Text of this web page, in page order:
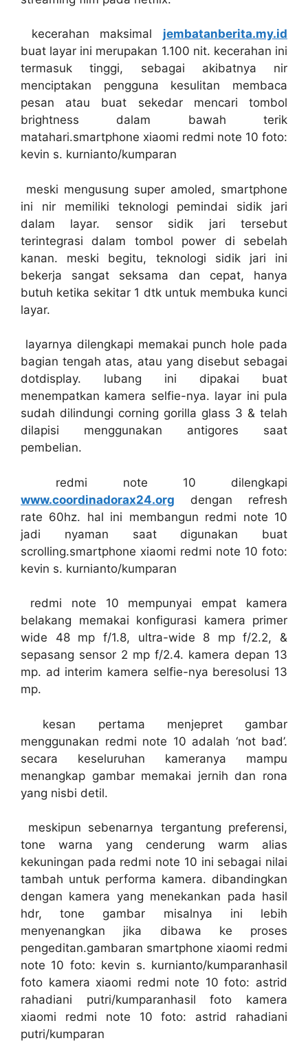
kecerahan maksimal jembatanberita.my.id
buat layar ini merupakan 1.100 nit. kecerahan ini
termasuk tinggi, sebagai akibatnya nir
menciptakan pengguna kesulitan membaca
pesan atau buat sekedar mencari tombol
brightness dalam bawah terik
matahari.smartphone xiaomi redmi note 10 foto:
kevin s. kurnianto/kumparan
meski mengusung super amoled, smartphone
ini nir memiliki teknologi pemindai sidik jari
dalam layar. sensor sidik jari tersebut
terintegrasi dalam tombol power di sebelah
kanan. meski begitu, teknologi sidik jari ini
bekerja sangat seksama dan cepat, hanya
butuh ketika sekitar 1 dtk untuk membuka kunci
layar.
layarnya dilengkapi memakai punch hole pada
bagian tengah atas, atau yang disebut sebagai
dotdisplay. lubang ini dipakai buat
menempatkan kamera selfie-nya. layar ini pula
sudah dilindungi corning gorilla glass 3 & telah
dilapisi menggunakan antigores saat
pembelian.
redmi note 10 dilengkapi
www.coordinadorax24.org dengan refresh
rate 60hz. hal ini membangun redmi note 10
jadi nyaman saat digunakan buat
scrolling.smartphone xiaomi redmi note 10 foto:
kevin s. kurnianto/kumparan
redmi note 10 mempunyai empat kamera
belakang memakai konfigurasi kamera primer
wide 48 mp f/1.8, ultra-wide 8 mp f/2.2, &
sepasang sensor 2 mp f/2.4. kamera depan 13
mp. ad interim kamera selfie-nya beresolusi 13
mp.
kesan pertama menjepret gambar
menggunakan redmi note 10 adalah ‘not bad’.
secara keseluruhan kameranya mampu
menangkap gambar memakai jernih dan rona
yang nisbi detil.
meskipun sebenarnya tergantung preferensi,
tone warna yang cenderung warm alias
kekuningan pada redmi note 10 ini sebagai nilai
tambah untuk performa kamera. dibandingkan
dengan kamera yang menekankan pada hasil
hdr, tone gambar misalnya ini lebih
menyenangkan jika dibawa ke proses
pengeditan.gambaran smartphone xiaomi redmi
note 10 foto: kevin s. kurnianto/kumparanhasil
foto kamera xiaomi redmi note 10 foto: astrid
rahadiani putri/kumparanhasil foto kamera
xiaomi redmi note 10 foto: astrid rahadiani
putri/kumparan